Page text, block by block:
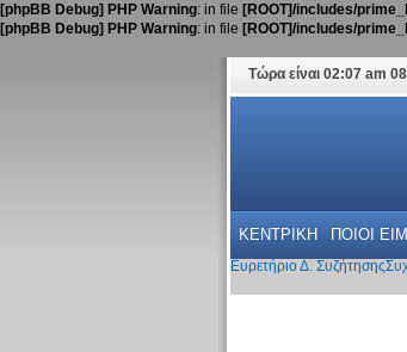
[phpBB Debug] PHP Warning: in file [ROOT]/includes/
[phpBB Debug] PHP Warning: in file [ROOT]/includes/
Τώρα είναι 02:07 am
ΚΕΝΤΡΙΚΗ ΠΟΙΟΙ
Ευρετήριο Δ. Συζήτησης